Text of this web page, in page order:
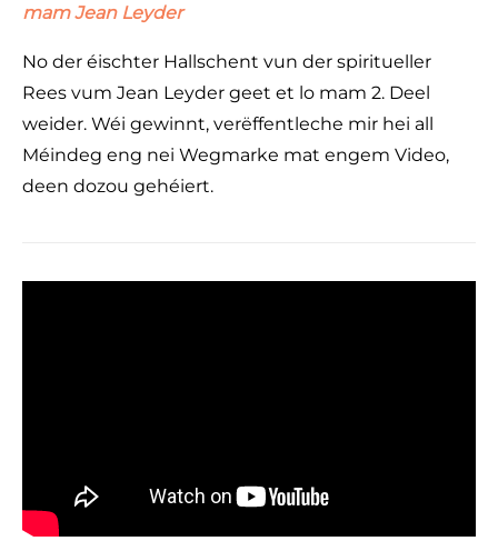
mam Jean Leyder
No der éischter Hallschent vun der spiritueller
Rees vum Jean Leyder geet et lo mam 2. Deel
weider. Wéi gewinnt, verëffentleche mir hei all
Méindeg eng nei Wegmarke mat engem Video,
deen dozou gehéiert.